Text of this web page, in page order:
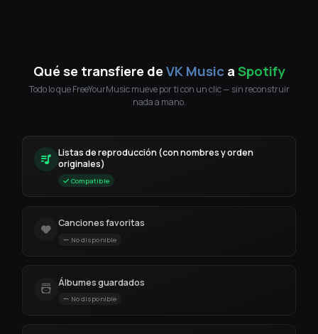
Qué se transfiere deVK Music aSpotify
Todo lo que FreeYourMusic mueve por ti con un clic — sin reconstruir
nada a mano.
Listas de reproducción (con nombres y orden
originales)
Compatible
Canciones favoritas
No disponible
Álbumes guardados
No disponible